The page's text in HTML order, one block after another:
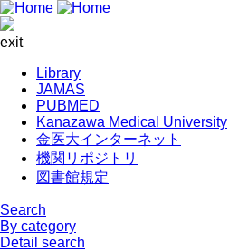
exit
Library
JAMAS
PUBMED
Kanazawa Medical University
金医大インターネット
機関リポジトリ
図書館規定
Search
By category
Detail search